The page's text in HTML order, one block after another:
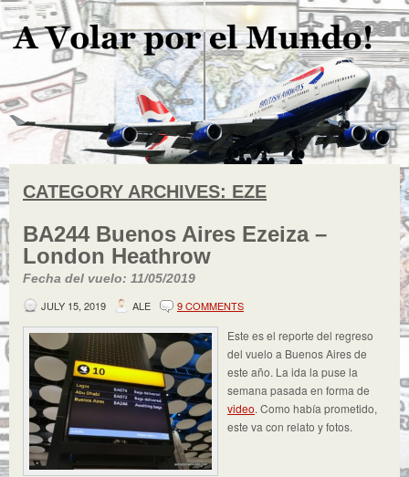
CATEGORY ARCHIVES: EZE
BA244 Buenos Aires Ezeiza –
London Heathrow
Fecha del vuelo: 11/05/2019
JULY 15, 2019
ALE 9 COMMENTS
Este es el reporte del regreso
del vuelo a Buenos Aires de
este año. La ida la puse la
semana pasada en forma de
video. Como había prometido,
este va con relato y fotos.